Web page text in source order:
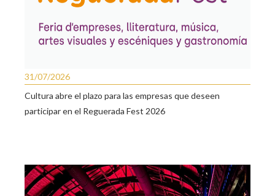
31/07/2026
Cultura abre el plazo para las empresas que deseen
participar en el Reguerada Fest 2026